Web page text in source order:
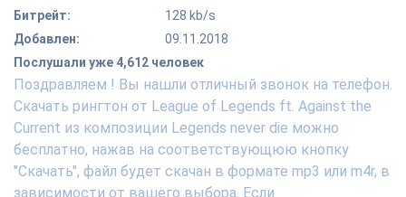
Битрейт:
128 kb/s
Добавлен:
09.11.2018
Послушали уже 4,612 человек
Поздравляем ! Вы нашли отличный звонок на телефон.
Скачать рингтон от League of Legends ft. Against the
Current из композиции Legends never die можно
бесплатно, нажав на соответствующюю кнопку
"Скачать", файл будет скачан в формате mp3 или m4r, в
зависимости от вашего выбора. Если